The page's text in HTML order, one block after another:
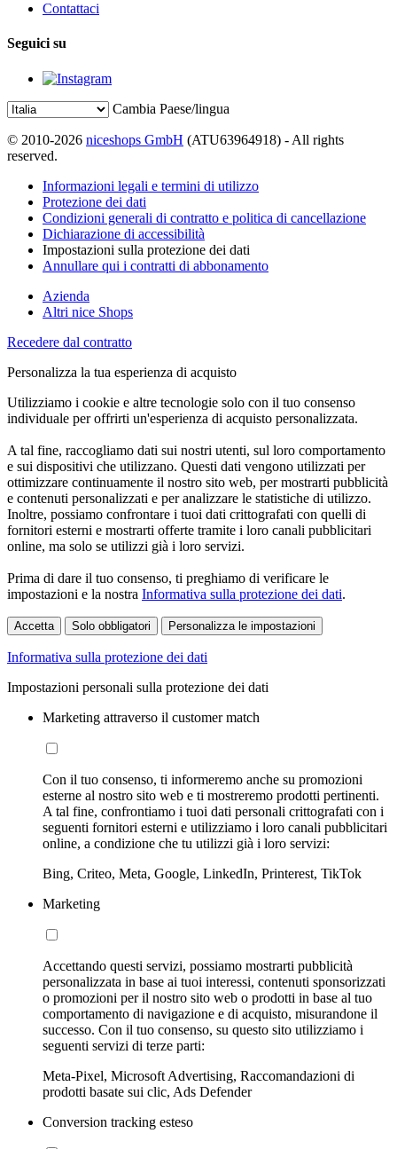
Contattaci
Seguici su
Cambia Paese/lingua
© 2010-2026 niceshops GmbH (ATU63964918) - All rights
reserved.
Informazioni legali e termini di utilizzo
Protezione dei dati
Condizioni generali di contratto e politica di cancellazione
Dichiarazione di accessibilità
Impostazioni sulla protezione dei dati
Annullare qui i contratti di abbonamento
Azienda
Altri nice Shops
Recedere dal contratto
Personalizza la tua esperienza di acquisto
Utilizziamo i cookie e altre tecnologie solo con il tuo consenso
individuale per offrirti un'esperienza di acquisto personalizzata.
A tal fine, raccogliamo dati sui nostri utenti, sul loro comportamento
e sui dispositivi che utilizzano. Questi dati vengono utilizzati per
ottimizzare continuamente il nostro sito web, per mostrarti pubblicità
e contenuti personalizzati e per analizzare le statistiche di utilizzo.
Inoltre, possiamo confrontare i tuoi dati crittografati con quelli di
fornitori esterni e mostrarti offerte tramite i loro canali pubblicitari
online, ma solo se utilizzi già i loro servizi.
Prima di dare il tuo consenso, ti preghiamo di verificare le
impostazioni e la nostra Informativa sulla protezione dei dati.
Accetta Solo obbligatori Personalizza le impostazioni
Informativa sulla protezione dei dati
Impostazioni personali sulla protezione dei dati
Marketing attraverso il customer match
Con il tuo consenso, ti informeremo anche su promozioni
esterne al nostro sito web e ti mostreremo prodotti pertinenti.
A tal fine, confrontiamo i tuoi dati personali crittografati con i
seguenti fornitori esterni e utilizziamo i loro canali pubblicitari
online, a condizione che tu utilizzi già i loro servizi:
Bing, Criteo, Meta, Google, LinkedIn, Printerest, TikTok
Marketing
Accettando questi servizi, possiamo mostrarti pubblicità
personalizzata in base ai tuoi interessi, contenuti sponsorizzati
o promozioni per il nostro sito web o prodotti in base al tuo
comportamento di navigazione e di acquisto, misurandone il
successo. Con il tuo consenso, su questo sito utilizziamo i
seguenti servizi di terze parti:
Meta-Pixel, Microsoft Advertising, Raccomandazioni di
prodotti basate sui clic, Ads Defender
Conversion tracking esteso